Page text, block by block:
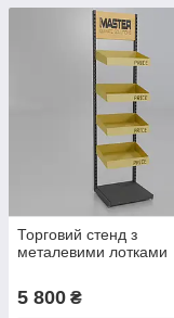
Торговий стенд з
металевими лотками
5 800 ₴